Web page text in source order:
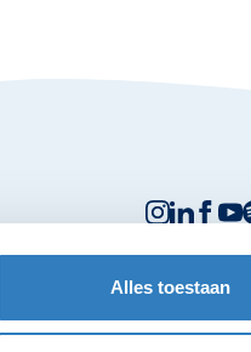
Alles toestaan